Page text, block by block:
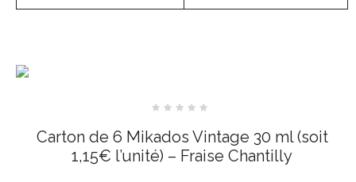
sur
5
Carton de 6 Mikados Vintage 30 ml (soit
1,15€ l’unité) – Fraise Chantilly